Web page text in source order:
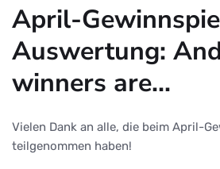
April-
Auswertung:
winners are…
Vielen Dank an alle, die beim April-
teilgenommen haben!